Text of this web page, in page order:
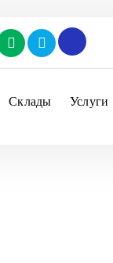
Склады Услуги